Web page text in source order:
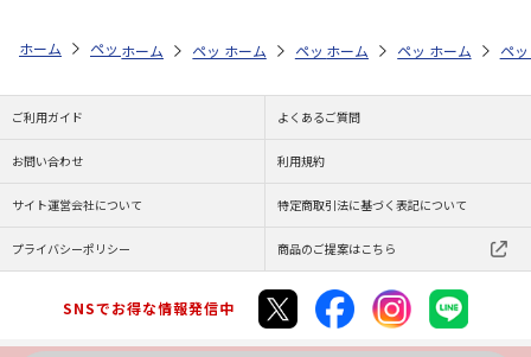
ホーム ペットストア ケージ・飼育その他用品 底砂・床材（小動物
ホーム ペットストア ケージ・飼育その他用品 底
ホーム ペットストア ケージ・飼育その
ホーム ペットストア ケ
ホーム ペ
ご利用ガイド よくあるご質問
お問い合わせ 利用規約
サイト運営会社について 特定商取引法に基づく表記について
プライバシーポリシー 商品のご提案はこちら
SNSでお得な情報発信中